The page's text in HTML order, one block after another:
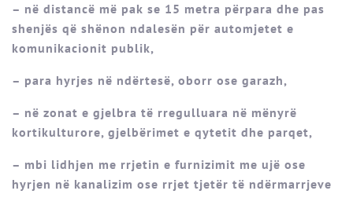
– në distancë më pak se 15 metra përpara dhe pas
shenjës që shënon ndalesën për automjetet e
komunikacionit publik,
– para hyrjes në ndërtesë, oborr ose garazh,
– në zonat e gjelbra të rregulluara në mënyrë
kortikulturore, gjelbërimet e qytetit dhe parqet,
– mbi lidhjen me rrjetin e furnizimit me ujë ose
hyrjen në kanalizim ose rrjet tjetër të ndërmarrjeve